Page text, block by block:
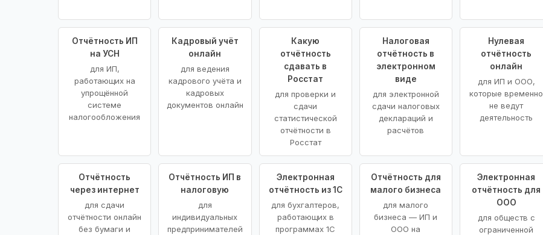
Отчётность ИП
на УСН
для ИП,
работающих на
упрощённой
системе
налогообложения
Кадровый учёт
онлайн
для ведения
кадрового учёта и
кадровых
документов онлайн
Какую
отчётность
сдавать в
Росстат
для проверки и
сдачи
статистической
отчётности в
Росстат
Налоговая
отчётность в
электронном
виде
для электронной
сдачи налоговых
деклараций и
расчётов
Нулевая
отчётность
онлайн
для ИП и ООО,
которые временно
не ведут
деятельность
Отчётность
через интернет
для сдачи
отчётности онлайн
без бумаги и
Отчётность ИП в
налоговую
для
индивидуальных
предпринимателей
Электронная
отчётность из 1С
для бухгалтеров,
работающих в
программах 1С
Отчётность для
малого бизнеса
для малого
бизнеса — ИП и
ООО на
Электронная
отчётность для
ООО
для обществ с
ограниченной